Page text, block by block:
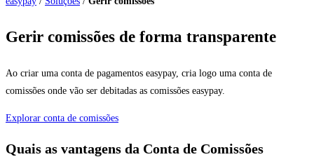
Gerir comissões de forma transparente
Ao criar uma conta de pagamentos easypay, cria logo uma conta de
comissões onde vão ser debitadas as comissões easypay.
Explorar conta de comissões
Quais as vantagens da Conta de Comissões